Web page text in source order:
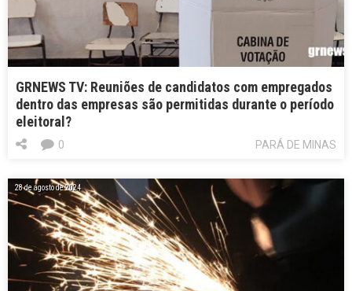
GRNEWS TV: Reuniões de candidatos com empregados
dentro das empresas são permitidas durante o período
eleitoral?
PARÁ DE MINAS
0
28 de agosto de 2024